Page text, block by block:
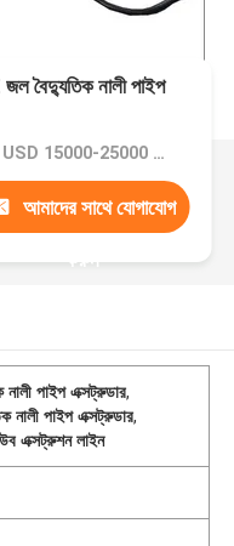
বৈদ্যুতিক নালী পাইপ
মূল্য：USD 15000-25000 per set
আমাদের সাথে যোগাযোগ
করুন
পাইপ এক্সট্রুডার,
নালী পাইপ এক্সট্রুডার,
এক্সট্রুশন লাইন